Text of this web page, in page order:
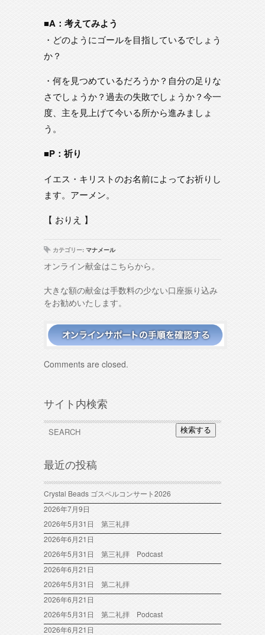
■A：考えてみよう
・どのようにゴールを目指しているでしょう
か？
・何を見つめているだろうか？自分の足りな
さでしょうか？過去の失敗でしょうか？今一
度、主を見上げて今いる所から進みましょ
う。
■P：祈り
イエス・キリストのお名前によってお祈りし
ます。アーメン。
【 おりえ 】
カテゴリー: マナメール
オンライン献金はこちらから。
大きな額の献金は手数料の少ない口座振り込み
をお勧めいたします。
Comments are closed.
サイト内検索
検索する
最近の投稿
Crystal Beads ゴスペルコンサート2026
2026年7月9日
2026年5月31日 第三礼拝
2026年6月21日
2026年5月31日 第三礼拝 Podcast
2026年6月21日
2026年5月31日 第二礼拝
2026年6月21日
2026年5月31日 第二礼拝 Podcast
2026年6月21日